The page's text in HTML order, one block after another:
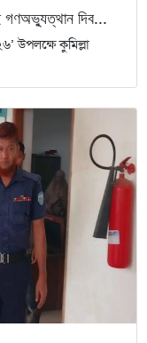
গণঅভ্যুত্থান দিব...
উপলক্ষে কুমিল্লা